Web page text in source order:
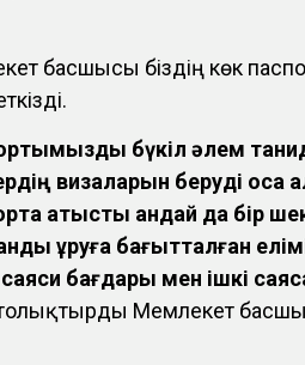
басшысы біздің көк
бүкіл әлем
визаларын беруді қоса
қатысты қандай да бір
құруға бағытталған
бағдары мен ішкі
Мемлекет